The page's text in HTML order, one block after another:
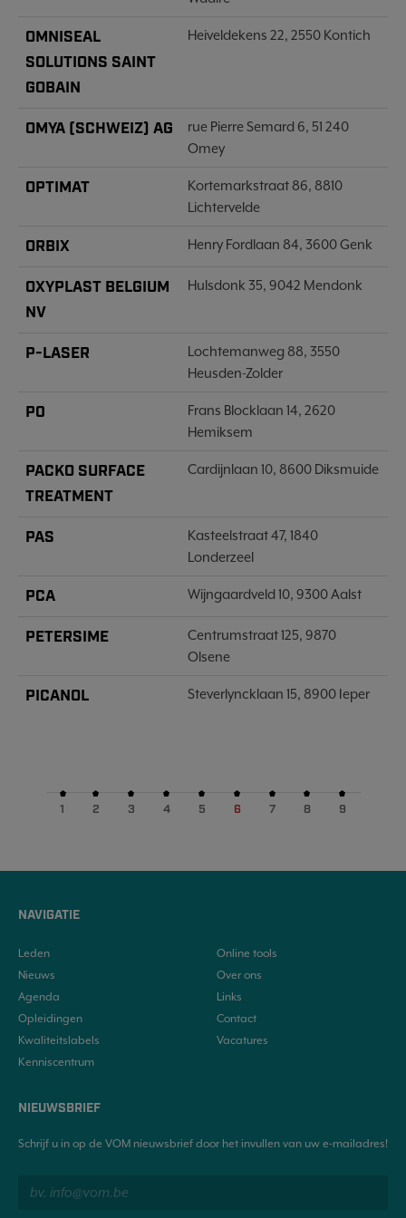
OMNISEAL
SOLUTIONS SAINT
GOBAIN
Heiveldekens 22, 2550 Kontich
OMYA (SCHWEIZ) AG
rue Pierre Semard 6, 51 240
Omey
OPTIMAT
Kortemarkstraat 86, 8810
Lichtervelde
ORBIX Henry Fordlaan 84, 3600 Genk
OXYPLAST BELGIUM
NV
Hulsdonk 35, 9042 Mendonk
P-LASER
Lochtemanweg 88, 3550
Heusden-Zolder
P0
Frans Blocklaan 14, 2620
Hemiksem
PACKO SURFACE
TREATMENT
Cardijnlaan 10, 8600 Diksmuide
PAS
Kasteelstraat 47, 1840
Londerzeel
PCA Wijngaardveld 10, 9300 Aalst
PETERSIME
Centrumstraat 125, 9870
Olsene
PICANOL Steverlyncklaan 15, 8900 Ieper
1 2 3 4 5 6 7 8 9
NAVIGATIE
Leden
Nieuws
Agenda
Opleidingen
Kwaliteitslabels
Kenniscentrum
Online tools
Over ons
Links
Contact
Vacatures
NIEUWSBRIEF
Schrijf u in op de VOM nieuwsbrief door het invullen van uw e-mailadres!